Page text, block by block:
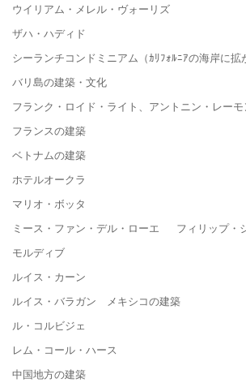
ウイリアム・メレル・ヴォーリズ
ザハ・ハディド
シーランチコンドミニアム（ｶﾘﾌｫﾙﾆｱの海岸に拡
バリ島の建築・文化
フランク・ロイド・ライト、アントニン・レー
フランスの建築
ベトナムの建築
ホテルオークラ
マリオ・ボッタ
ミース・ファン・デル・ローエ フィリップ・
モルディブ
ルイス・カーン
ルイス・バラガン メキシコの建築
ル・コルビジェ
レム・コール・ハース
中国地方の建築